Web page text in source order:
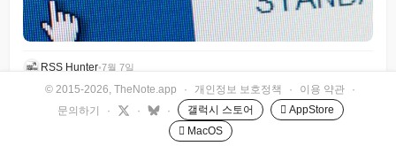
RSS Hunter•7월 7일
© 2015-2026, TheNote.app · 개인정보 보호정책 · 이용 약관
·
문의하기
· · · 갤럭시 스토어
 AppStore
 MacOS